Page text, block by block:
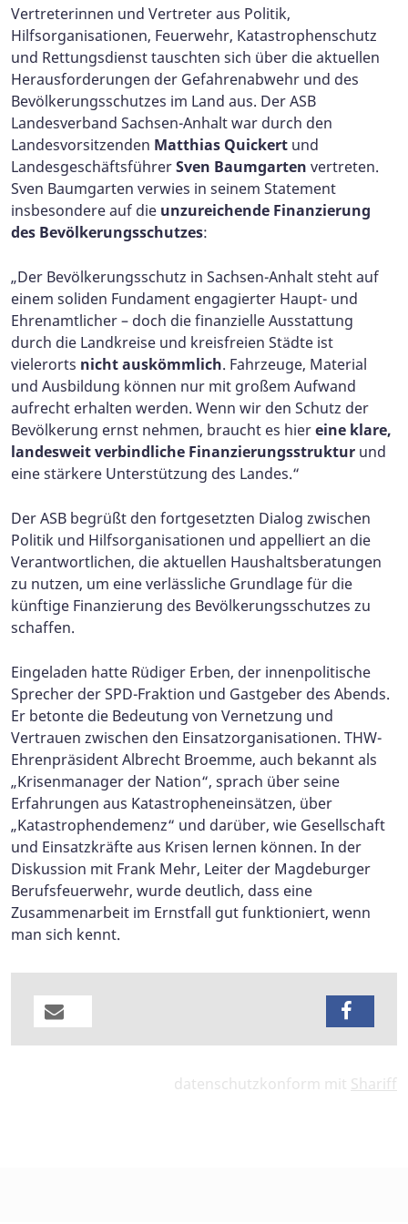
Vertreterinnen und Vertreter aus Politik,
Hilfsorganisationen, Feuerwehr, Katastrophenschutz
und Rettungsdienst tauschten sich über die aktuellen
Herausforderungen der Gefahrenabwehr und des
Bevölkerungsschutzes im Land aus. Der ASB
Landesverband Sachsen-Anhalt war durch den
Landesvorsitzenden Matthias Quickert und
LandesgeschäftsführerSven Baumgarten vertreten.
Sven Baumgarten verwies in seinem Statement
insbesondere auf die unzureichende Finanzierung
des Bevölkerungsschutzes:
„Der Bevölkerungsschutz in Sachsen-Anhalt steht auf
einem soliden Fundament engagierter Haupt- und
Ehrenamtlicher – doch die finanzielle Ausstattung
durch die Landkreise und kreisfreien Städte ist
vielerorts nicht auskömmlich. Fahrzeuge, Material
und Ausbildung können nur mit großem Aufwand
aufrecht erhalten werden. Wenn wir den Schutz der
Bevölkerung ernst nehmen, braucht es hiereine klare,
landesweit verbindliche Finanzierungsstruktur und
eine stärkere Unterstützung des Landes.“
Der ASB begrüßt den fortgesetzten Dialog zwischen
Politik und Hilfsorganisationen und appelliert an die
Verantwortlichen, die aktuellen Haushaltsberatungen
zu nutzen, um eine verlässliche Grundlage für die
künftige Finanzierung des Bevölkerungsschutzes zu
schaffen.
Eingeladen hatte Rüdiger Erben, der innenpolitische
Sprecher der SPD-Fraktion und Gastgeber des Abends.
Er betonte die Bedeutung von Vernetzung und
Vertrauen zwischen den Einsatzorganisationen. THW-
Ehrenpräsident Albrecht Broemme, auch bekannt als
„Krisenmanager der Nation“, sprach über seine
Erfahrungen aus Katastropheneinsätzen, über
„Katastrophendemenz“ und darüber, wie Gesellschaft
und Einsatzkräfte aus Krisen lernen können. In der
Diskussion mit Frank Mehr, Leiter der Magdeburger
Berufsfeuerwehr, wurde deutlich, dass eine
Zusammenarbeit im Ernstfall gut funktioniert, wenn
man sich kennt.
datenschutzkonform mit Shariff